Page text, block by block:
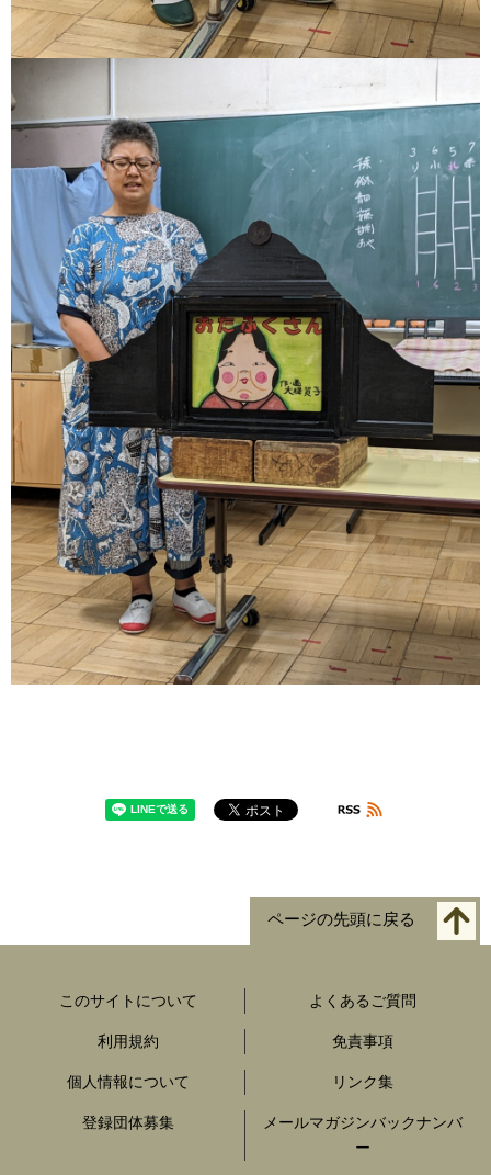
ページの先頭に戻る
このサイトについて よくあるご質問
利用規約 免責事項
個人情報について リンク集
登録団体募集
メールマガジンバックナンバ
ー